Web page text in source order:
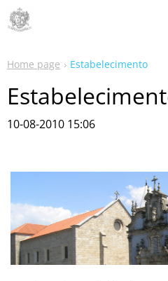
Home page Estabelecimento
10-08-2010 15:06